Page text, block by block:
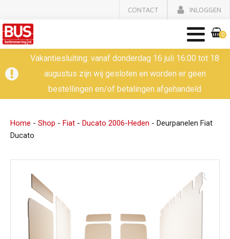
CONTACT INLOGGEN
0
Vakantiesluiting: vanaf donderdag 16 juli 16:00 tot 18
augustus zijn wij gesloten en worden er geen
bestellingen en/of betalingen afgehandeld
Home - Shop - Fiat - Ducato 2006-Heden - Deurpanelen Fiat
Ducato